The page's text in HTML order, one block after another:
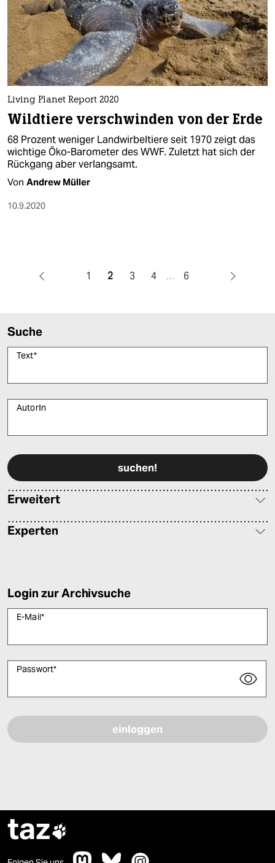
Living Planet Report 2020
Wildtiere verschwinden von der Erde
68 Prozent weniger Landwirbeltiere seit 1970 zeigt das
wichtige Öko-Barometer des WWF. Zuletzt hat sich der
Rückgang aber verlangsamt.
Von Andrew Müller
10.9.2020
1 2 3 4 … 6
Suche
Text*
AutorIn
Erweitert
Experten
Login zur Archivsuche
E-Mail*
Passwort*
taz